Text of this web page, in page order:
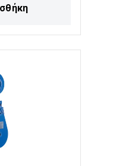
αντοχή σε
επιτρέπει
τοποθέτηση
pulling
και έλξης
Γενικές